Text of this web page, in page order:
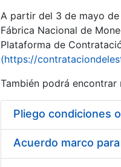
Mostrar/Ocultar
Mostrar/Ocultar
A partir del 3 de mayo
Fábrica Nacional de
Plataforma de
(https://
También podrá
Pliego condiciones
Acuerdo marco